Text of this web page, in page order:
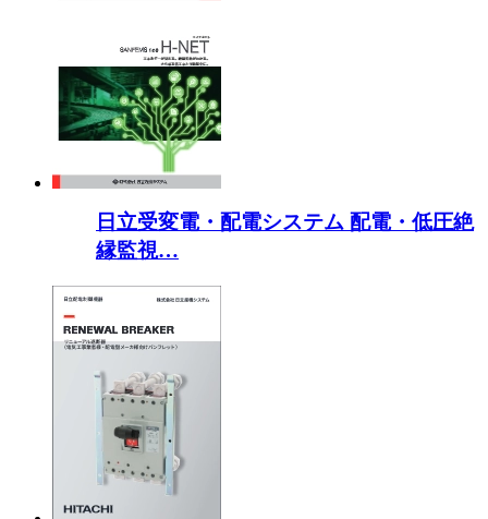
日立受変電・配電システム 配電・低圧絶
縁監視…